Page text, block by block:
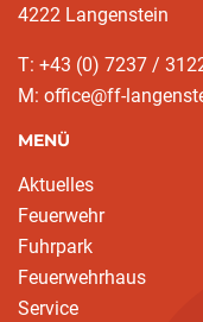
4222 Langenstein
T: +43 (0) 7237 /
M: office@ff-
MENÜ
Aktuelles
Feuerwehr
Fuhrpark
Feuerwehrhaus
Service